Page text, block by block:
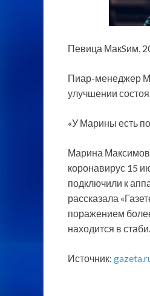
Певица МакSим,
Пиар-менеджер
улучшении
«У Марины есть
Марина
коронавирус 15
подключили к
рассказала
поражением
находится в
Источник: